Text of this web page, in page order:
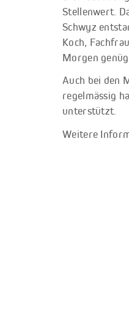
Stellenwert.
Schwyz
Koch,
Morgen
Auch bei den
regelmässig
unterstützt.
Weitere